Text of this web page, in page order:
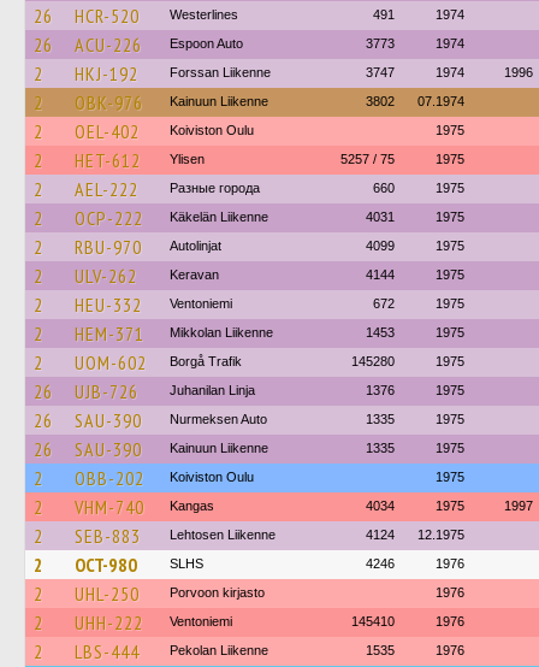
26 HCR-520 Westerlines 491 1974
26 ACU-226 Espoon Auto 3773 1974
2 HKJ-192 Forssan Liikenne 3747 1974 1996
2 OBK-976 Kainuun Liikenne 3802 07.1974
2 OEL-402 Koiviston Oulu 1975
2 HET-612 Ylisen 5257 / 75 1975
2 AEL-222 Разные города 660 1975
2 OCP-222 Käkelän Liikenne 4031 1975
2 RBU-970 Autolinjat 4099 1975
2 ULV-262 Keravan 4144 1975
2 HEU-332 Ventoniemi 672 1975
2 HEM-371 Mikkolan Liikenne 1453 1975
2 UOM-602 Borgå Trafik 145280 1975
26 UJB-726 Juhanilan Linja 1376 1975
26 SAU-390 Nurmeksen Auto 1335 1975
26 SAU-390 Kainuun Liikenne 1335 1975
2 OBB-202 Koiviston Oulu 1975
2 VHM-740 Kangas 4034 1975 1997
2 SEB-883 Lehtosen Liikenne 4124 12.1975
2 OCT-980 SLHS 4246 1976
2 UHL-250 Porvoon kirjasto 1976
2 UHH-222 Ventoniemi 145410 1976
2 LBS-444 Pekolan Liikenne 1535 1976